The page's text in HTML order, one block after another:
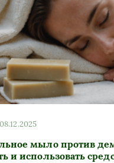
мыло против
и использовать